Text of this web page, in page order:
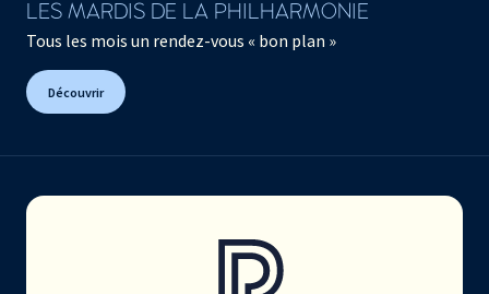
LES MARDIS DE LA PHILHARMONIE
Tous les mois un rendez-vous « bon plan »
Découvrir